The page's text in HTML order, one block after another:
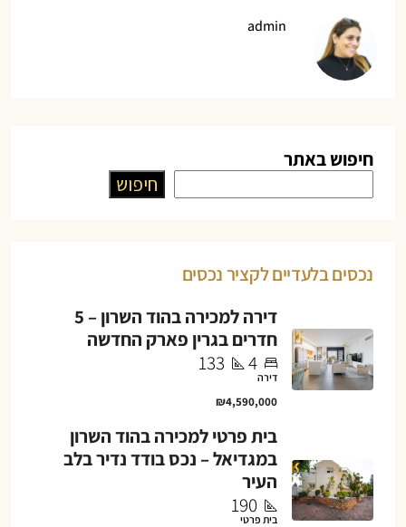
admin
חיפוש באתר
חיפוש
נכסים בלעדיים לקציר נכסים
דירה למכירה בהוד השרון – 5
חדרים בגרין פארק החדשה
4
133
דירה
₪4,590,000
בית פרטי למכירה בהוד השרון
במגדיאל – נכס בודד נדיר בלב
העיר
190
בית פרטי